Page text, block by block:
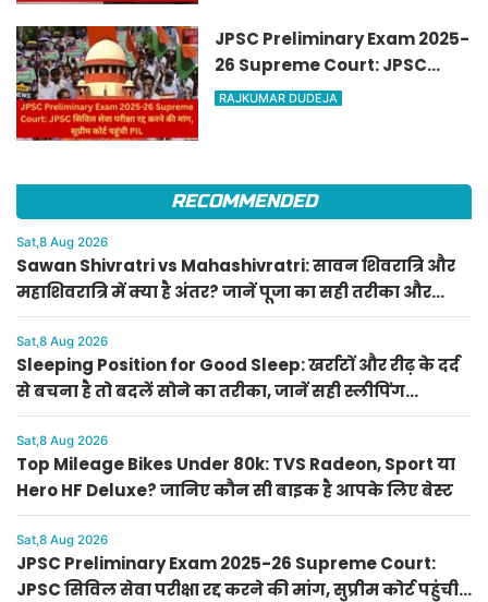
JPSC Preliminary Exam 2025-
26 Supreme Court: JPSC
सिविल सेवा परीक्षा रद्द करने की
RAJKUMAR DUDEJA
RECOMMENDED
Sat,8 Aug 2026
Sawan Shivratri vs Mahashivratri: सावन शिवरात्रि और
महाशिवरात्रि में क्या है अंतर? जानें पूजा का सही तरीका और
महत्व
Sat,8 Aug 2026
Sleeping Position for Good Sleep: खर्राटों और रीढ़ के दर्द
से बचना है तो बदलें सोने का तरीका, जानें सही स्लीपिंग
पोजीशन
Sat,8 Aug 2026
Top Mileage Bikes Under 80k: TVS Radeon, Sport या
Hero HF Deluxe? जानिए कौन सी बाइक है आपके लिए बेस्ट
Sat,8 Aug 2026
JPSC Preliminary Exam 2025-26 Supreme Court:
JPSC सिविल सेवा परीक्षा रद्द करने की मांग, सुप्रीम कोर्ट पहुंची